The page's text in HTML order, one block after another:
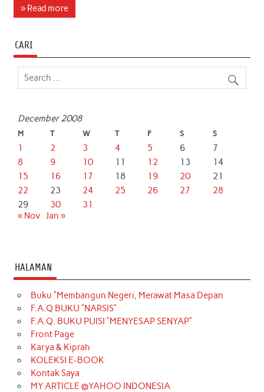
c
o
o
i
e
A
d
» Read more
CARI
December 2008
M T W T F S S
1 2 3 4 5 6
7
8
9 10 11 12 13
14
15
16 17 18 19 20
21
22
23 24 25 26 27
28
29
30
31
« Nov Jan »
HALAMAN
Buku “Membangun Negeri, Merawat Masa Depan
F.A.Q BUKU “NARSIS”
F.A.Q. BUKU PUISI “MENYESAP SENYAP”
Front Page
Karya & Kiprah
KOLEKSI E-BOOK
Kontak Saya
MY ARTICLE @YAHOO INDONESIA